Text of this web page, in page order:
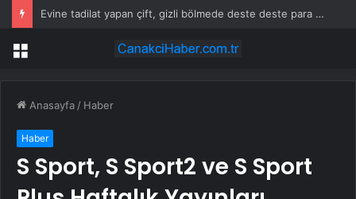
Evine tadilat yapan çift, gizli bölmede deste deste para buldu
Menü
Anasayfa / Haber
Haber
S Sport, S Sport2 ve S Sport